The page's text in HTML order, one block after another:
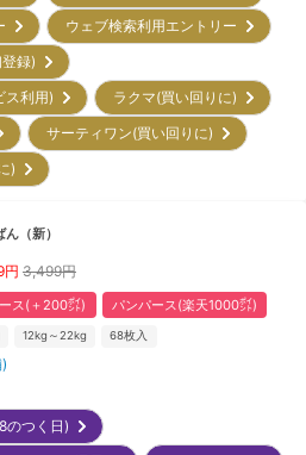
ウェブ検索利用エントリー
登録)
ス利用)
ラクマ(買い回りに)
サーティワン(買い回りに)
に)
ん （新）
円 3,499円
ス(＋200㌽) パンパース(楽天1000㌽)
12kg～22kg 68枚入
のつく日)